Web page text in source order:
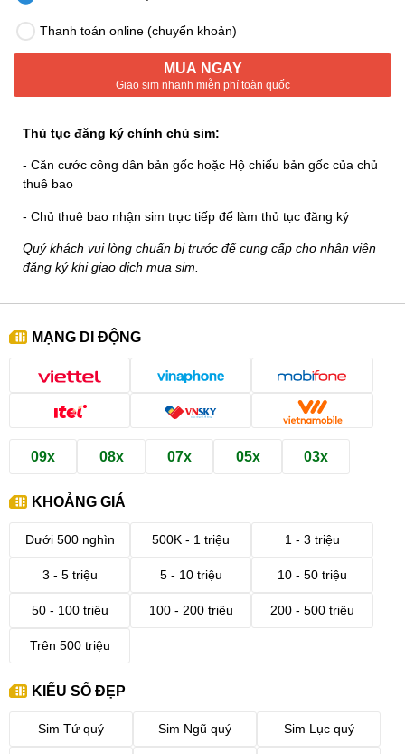
Thanh toán online (chuyển khoản)
MUA NGAY
Giao sim nhanh miễn phí toàn quốc
Thủ tục đăng ký chính chủ sim:
- Căn cước công dân bản gốc hoặc Hộ chiếu bản gốc của chủ
thuê bao
- Chủ thuê bao nhận sim trực tiếp để làm thủ tục đăng ký
Quý khách vui lòng chuẩn bị trước để cung cấp cho nhân viên
đăng ký khi giao dịch mua sim.
MẠNG DI ĐỘNG
09x 08x 07x 05x 03x
KHOẢNG GIÁ
Dưới 500 nghìn 500K - 1 triệu 1 - 3 triệu
3 - 5 triệu 5 - 10 triệu 10 - 50 triệu
50 - 100 triệu 100 - 200 triệu 200 - 500 triệu
Trên 500 triệu
KIỂU SỐ ĐẸP
Sim Tứ quý Sim Ngũ quý Sim Lục quý